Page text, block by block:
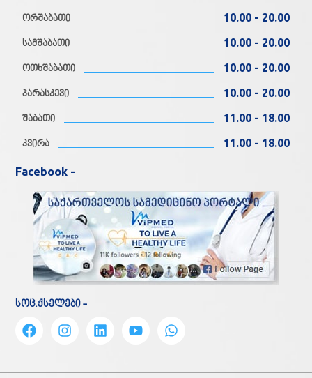
ორშაბათი 10.00 - 20.00
სამშაბათი 10.00 - 20.00
ოთხშაბათი 10.00 - 20.00
პარასკევი 10.00 - 20.00
შაბათი 11.00 - 18.00
კვირა 11.00 - 18.00
Facebook -
სოც.ქსელები -